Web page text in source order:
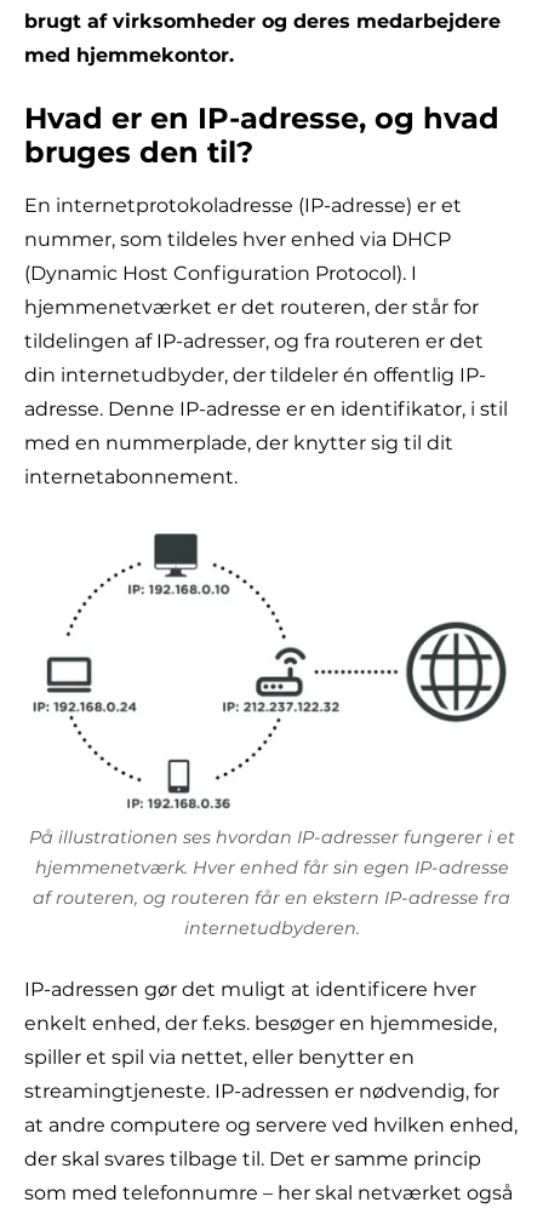
brugt af virksomheder og deres medarbejdere
med hjemmekontor.
Hvad er en IP-adresse, og hvad
bruges den til?
En internetprotokoladresse (IP-adresse) er et
nummer, som tildeles hver enhed via DHCP
(Dynamic Host Configuration Protocol). I
hjemmenetværket er det routeren, der står for
tildelingen af IP-adresser, og fra routeren er det
din internetudbyder, der tildeler én offentlig IP-
adresse. Denne IP-adresse er en identifikator, i stil
med en nummerplade, der knytter sig til dit
internetabonnement.
På illustrationen ses hvordan IP-adresser fungerer i et
hjemmenetværk. Hver enhed får sin egen IP-adresse
af routeren, og routeren får en ekstern IP-adresse fra
internetudbyderen.
IP-adressen gør det muligt at identificere hver
enkelt enhed, der f.eks. besøger en hjemmeside,
spiller et spil via nettet, eller benytter en
streamingtjeneste. IP-adressen er nødvendig, for
at andre computere og servere ved hvilken enhed,
der skal svares tilbage til. Det er samme princip
som med telefonnumre – her skal netværket også